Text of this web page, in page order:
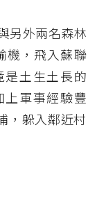
另外兩名森林
機，飛入蘇聯
土生土長的
上軍事經驗豐
，躲入鄰近村